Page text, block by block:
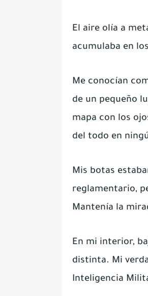
El aire olía a
acumulaba en
Me conocían
de un pequeño
mapa con los
del todo en
Mis botas
reglamentario,
Mantenía la
En mi interior,
distinta. Mi
Inteligencia